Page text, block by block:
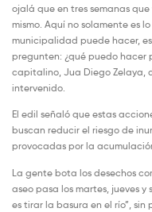
ojalá que en tres semanas
mismo. Aquí no solamente es
municipalidad puede hacer,
pregunten: ¿qué puedo hacer
capitalino, Jua Diego Zelaya,
intervenido.
El edil señaló que estas
buscan reducir el riesgo de
provocadas por la
La gente bota los desechos
aseo pasa los martes, jueves
es tirar la basura en el río”,